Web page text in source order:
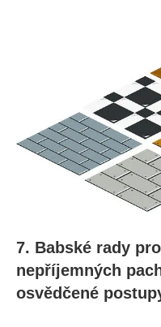
7. Babské rady
nepříjemných
osvědčené